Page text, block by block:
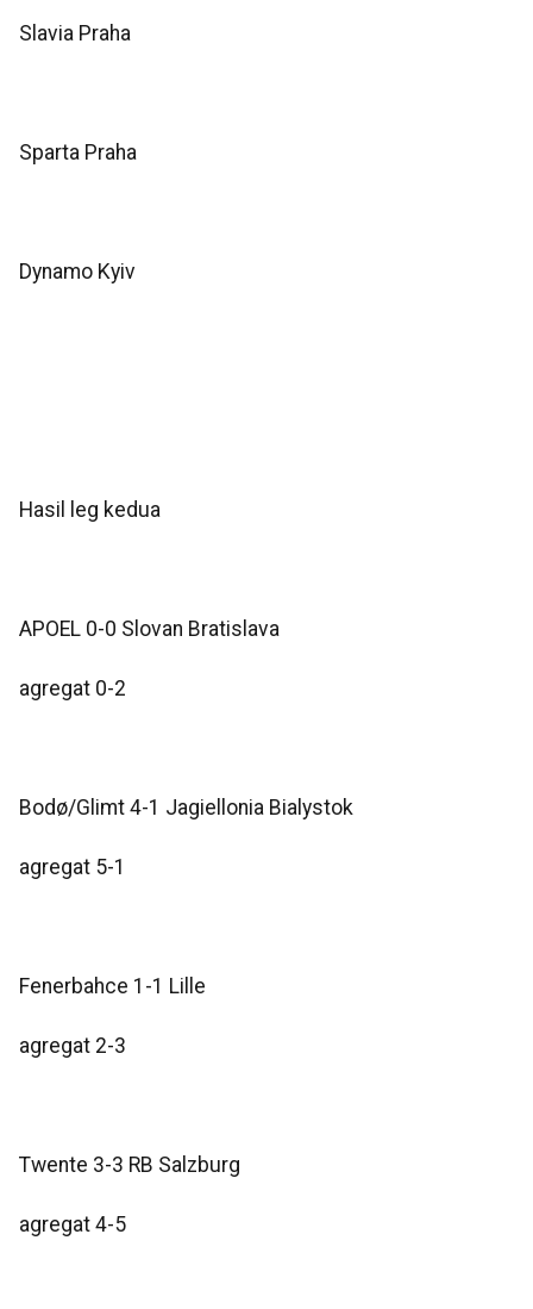
Slavia Praha
Sparta Praha
Dynamo Kyiv
Hasil leg kedua
APOEL 0-0 Slovan Bratislava
agregat 0-2
Bodø/Glimt 4-1 Jagiellonia Bialystok
agregat 5-1
Fenerbahce 1-1 Lille
agregat 2-3
Twente 3-3 RB Salzburg
agregat 4-5